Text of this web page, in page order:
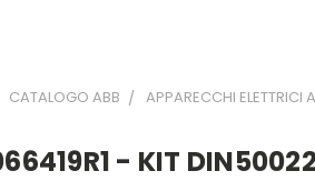
CATALOGO ABB APPARECCHI ELETTRICI
- KIT